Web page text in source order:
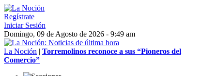
Regístrate
Iniciar Sesión
Domingo, 09 de Agosto de 2026 - 9:49 am
La Noción | Torremolinos reconoce a sus “Pioneros del
Comercio”